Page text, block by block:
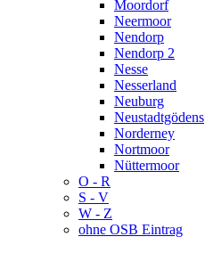
Moordorf
Neermoor
Nendorp
Nendorp 2
Nesse
Nesserland
Neuburg
Neustadtgödens
Norderney
Nortmoor
Nüttermoor
O - R
S - V
W - Z
ohne OSB Eintrag